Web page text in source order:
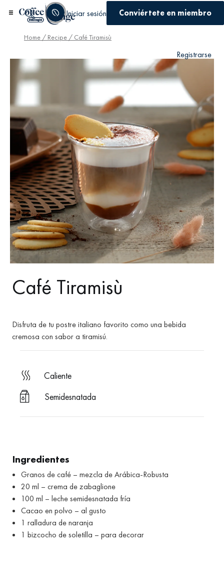
Iniciar sesión Conviértete en miembro
Registrarse
Home / Recipe / Café Tiramisù
Café Tiramisù
Disfruta de tu postre italiano favorito como una bebida
cremosa con sabor a tiramisú.
caliente
Semidesnatada
Ingredientes
Granos de café – mezcla de Arábica-Robusta
20 ml – crema de zabaglione
100 ml – leche semidesnatada fría
Cacao en polvo – al gusto
1 ralladura de naranja
1 bizcocho de soletilla – para decorar